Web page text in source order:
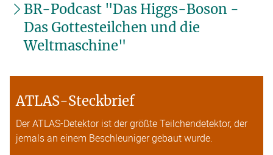
BR-Podcast "Das Higgs-Boson -
Das Gottesteilchen und die
Weltmaschine"
ATLAS-Steckbrief
Der ATLAS-Detektor ist der größte Teilchendetektor, der
jemals an einem Beschleuniger gebaut wurde.